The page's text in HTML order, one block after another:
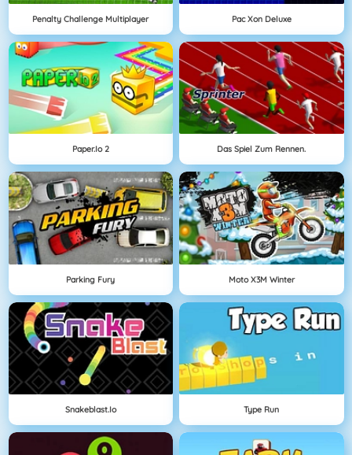
Penalty Challenge Multiplayer Pac Xon Deluxe
Paper.io 2 Das Spiel Zum Rennen.
Parking Fury Moto X3M Winter
Snakeblast.io Type Run